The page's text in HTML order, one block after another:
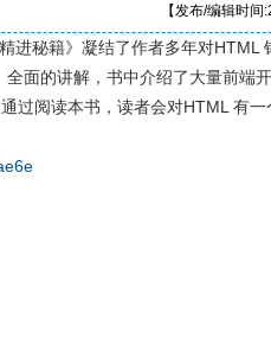
【发布/编辑时
进秘籍》凝结了作者多年对
面的讲解，书中介绍了大量前
过阅读本书，读者会对HTML 有